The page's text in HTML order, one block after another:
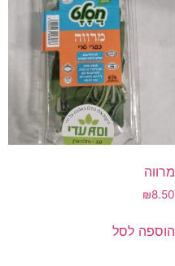
מרווה
₪8.50
הוספה לסל